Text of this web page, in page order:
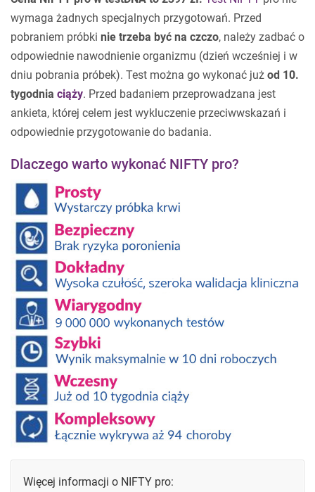
wymaga żadnych specjalnych przygotowań. Przed
pobraniem próbki nie trzeba być na czczo, należy zadbać o
odpowiednie nawodnienie organizmu (dzień wcześniej i w
dniu pobrania próbek). Test można go wykonać już od 10.
tygodnia ciąży. Przed badaniem przeprowadzana jest
ankieta, której celem jest wykluczenie przeciwwskazań i
odpowiednie przygotowanie do badania.
Dlaczego warto wykonać NIFTY pro?
Więcej informacji o NIFTY pro: